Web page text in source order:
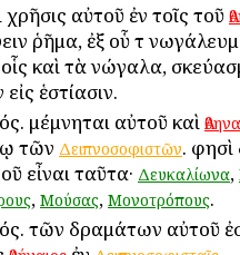
αὐτοῦ ἐν τοῖς τοῦ
ῥῆμα, ἐξ οὗ τὸ
καὶ τὰ νώγαλα,
ἑστίασιν.
μέμνηται αὐτοῦ καὶ
τῶν Δειπνοσοφιστῶν.
εἶναι ταῦτα· Δευκαλίωνα,
, Μούσας, Μονοτρόπους.
τῶν δραμάτων αὐτοῦ